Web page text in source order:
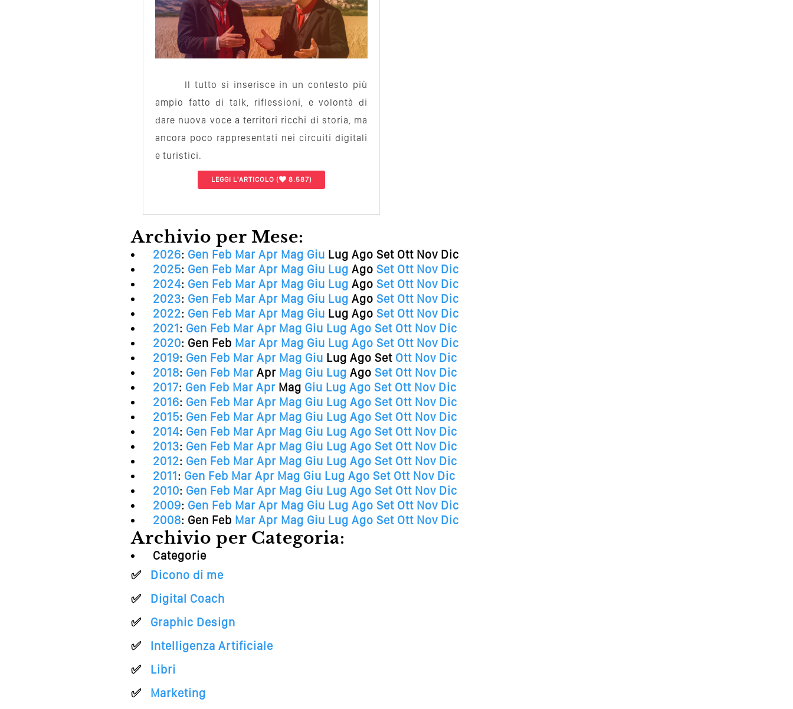
Il tutto si inserisce in un contesto più
ampio fatto di talk, riflessioni, e volontà di
dare nuova voce a territori ricchi di storia, ma
ancora poco rappresentati nei circuiti digitali
e turistici.
LEGGI L'ARTICOLO ( 8.587)
Archivio per Mese:
2026: Gen Feb Mar Apr Mag Giu Lug Ago Set Ott Nov Dic
2025: Gen Feb Mar Apr Mag Giu Lug Ago Set Ott Nov Dic
2024: Gen Feb Mar Apr Mag Giu Lug Ago Set Ott Nov Dic
2023: Gen Feb Mar Apr Mag Giu Lug Ago Set Ott Nov Dic
2022: Gen Feb Mar Apr Mag Giu Lug Ago Set Ott Nov Dic
2021: Gen Feb Mar Apr Mag Giu Lug Ago Set Ott Nov Dic
2020: Gen Feb Mar Apr Mag Giu Lug Ago Set Ott Nov Dic
2019: Gen Feb Mar Apr Mag Giu Lug Ago Set Ott Nov Dic
2018: Gen Feb Mar Apr Mag Giu Lug Ago Set Ott Nov Dic
2017: Gen Feb Mar Apr Mag Giu Lug Ago Set Ott Nov Dic
2016: Gen Feb Mar Apr Mag Giu Lug Ago Set Ott Nov Dic
2015: Gen Feb Mar Apr Mag Giu Lug Ago Set Ott Nov Dic
2014: Gen Feb Mar Apr Mag Giu Lug Ago Set Ott Nov Dic
2013: Gen Feb Mar Apr Mag Giu Lug Ago Set Ott Nov Dic
2012: Gen Feb Mar Apr Mag Giu Lug Ago Set Ott Nov Dic
2011: Gen Feb Mar Apr Mag Giu Lug Ago Set Ott Nov Dic
2010: Gen Feb Mar Apr Mag Giu Lug Ago Set Ott Nov Dic
2009: Gen Feb Mar Apr Mag Giu Lug Ago Set Ott Nov Dic
2008: Gen Feb Mar Apr Mag Giu Lug Ago Set Ott Nov Dic
Archivio per Categoria:
Categorie
Dicono di me
Digital Coach
Graphic Design
Intelligenza Artificiale
Libri
Marketing